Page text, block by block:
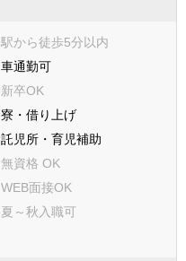
丹羽郡大口町
海部郡大治町
海部郡飛島村
知多郡東浦町
知多郡美浜町
北設楽郡東栄町
駅から徒歩5分以内
車通勤可
新卒OK
寮・借り上げ
託児所・育児補助
無資格 OK
WEB面接OK
夏～秋入職可